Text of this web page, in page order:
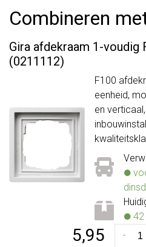
Combineren
Gira afdekraam 1-voudig
(0211112)
F100
eenheid,
en
42
5,95 -